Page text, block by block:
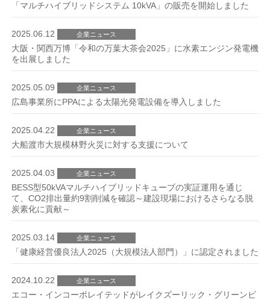
「マルチハイブリッドシステム 10kVA」の販売を開始しました
2025.06.12 企業ニュース
大阪・関西万博「令和の万葉大茶会2025」に水素エンジン発電機
を出展しました
2025.05.09 企業ニュース
広島事業所にPPAによる太陽光発電設備を導入しました
2025.04.22 企業ニュース
大船渡市大規模林野火災に対する支援について
2025.04.03 企業ニュース
BESS型50kVAマルチハイブリッドキューブの実証運用を通じ
て、CO2排出量約9割削減を確認～建設現場におけるさらなる脱
炭素化に貢献～
2025.03.14 企業ニュース
「健康経営優良法人2025（大規模法人部門）」に認定されました
2024.10.22 企業ニュース
エコー・インコーポレイテッドがレイクズーリック・グリーンビ